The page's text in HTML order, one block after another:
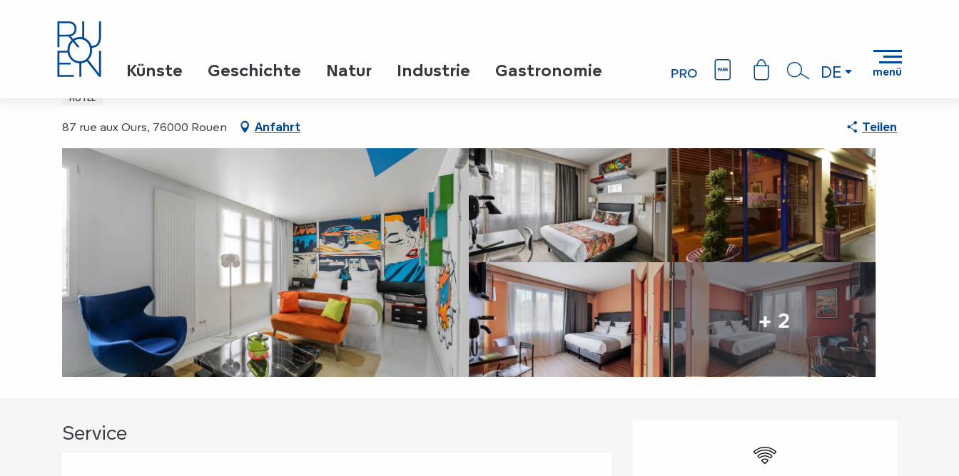
DE menü
Künste Geschichte Natur Industrie Gastronomie
Urban Style Hôtel de l'Europe
HOTEL
87 rue aux Ours, 76000 Rouen Anfahrt Teilen
+ 2
Öffnungszeiten &
Wi-Fi
Service